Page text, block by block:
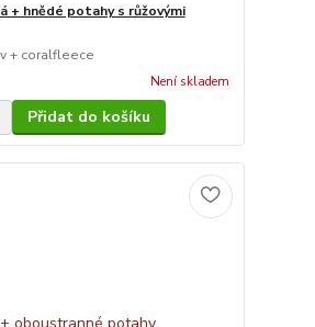
+ hnědé potahy s růžovými
+ coralfleece
Není skladem
Přidat do košíku